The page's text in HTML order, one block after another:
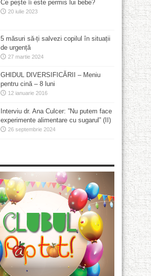
Ce pește îi este permis lui bebe?
20 iulie 2023
5 măsuri să-ți salvezi copilul în situații
de urgență
27 martie 2024
GHIDUL DIVERSIFICĂRII – Meniu
pentru cină – 8 luni
12 ianuarie 2016
Interviu dr. Ana Culcer: ”Nu putem face
experimente alimentare cu sugarul” (II)
26 septembrie 2024